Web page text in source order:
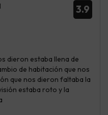
3.9
dieron estaba llena de
de habitación que nos
que nos dieron faltaba la
estaba roto y la